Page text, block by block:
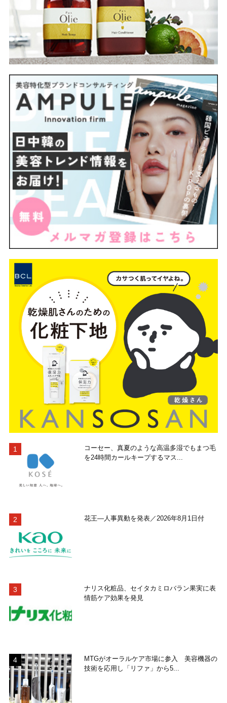
コーセー、真夏のような高温多湿でもまつ毛
を24時間カールキープするマス...
花王―人事異動を発表／2026年8月1日付
ナリス化粧品、セイタカミロバラン果実に表
情筋ケア効果を発見
MTGがオーラルケア市場に参入 美容機器の
技術を応用し「リファ」から5...